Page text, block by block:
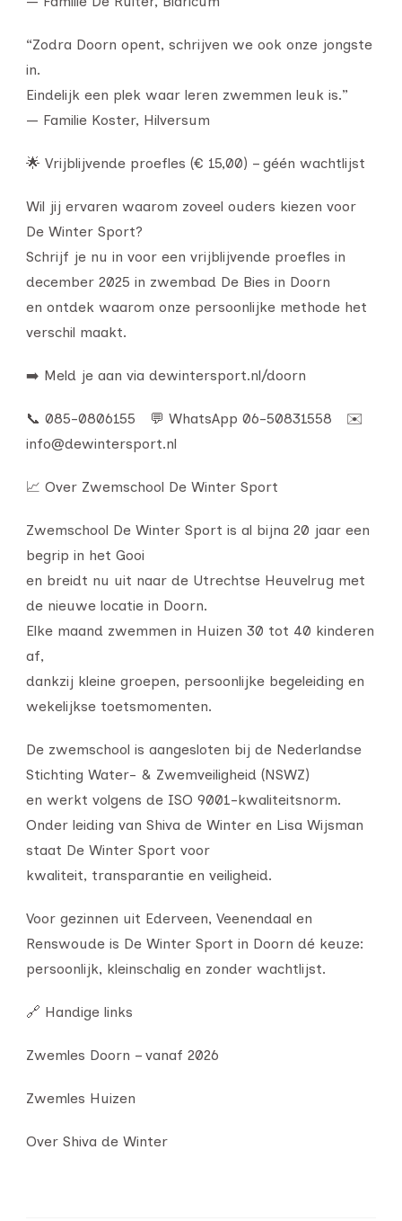
“Zodra Doorn opent, schrijven we ook onze jongste
in.
Eindelijk een plek waar leren zwemmen leuk is.”
— Familie Koster, Hilversum
🌟 Vrijblijvende proefles (€ 15,00) – géén wachtlijst
Wil jij ervaren waarom zoveel ouders kiezen voor
De Winter Sport?
Schrijf je nu in voor een vrijblijvende proefles in
december 2025 in zwembad De Bies in Doorn
en ontdek waarom onze persoonlijke methode het
verschil maakt.
➡️ Meld je aan via dewintersport.nl/doorn
📞 085-0806155 💬 WhatsApp 06-50831558 ✉️
info@dewintersport.nl
📈 Over Zwemschool De Winter Sport
Zwemschool De Winter Sport is al bijna 20 jaar een
begrip in het Gooi
en breidt nu uit naar de Utrechtse Heuvelrug met
de nieuwe locatie in Doorn.
Elke maand zwemmen in Huizen 30 tot 40 kinderen
af,
dankzij kleine groepen, persoonlijke begeleiding en
wekelijkse toetsmomenten.
De zwemschool is aangesloten bij de Nederlandse
Stichting Water- & Zwemveiligheid (NSWZ)
en werkt volgens de ISO 9001-kwaliteitsnorm.
Onder leiding van Shiva de Winter en Lisa Wijsman
staat De Winter Sport voor
kwaliteit, transparantie en veiligheid.
Voor gezinnen uit Ederveen, Veenendaal en
Renswoude is De Winter Sport in Doorn dé keuze:
persoonlijk, kleinschalig en zonder wachtlijst.
🔗 Handige links
Zwemles Doorn – vanaf 2026
Zwemles Huizen
Over Shiva de Winter